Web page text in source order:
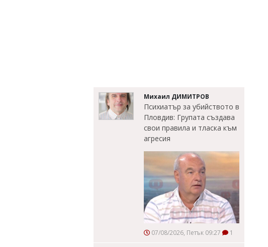
Михаил ДИМИТРОВ
Психиатър за убийството в
Пловдив: Групата създава
свои правила и тласка към
агресия
07/08/2026, Петък 09:27 1